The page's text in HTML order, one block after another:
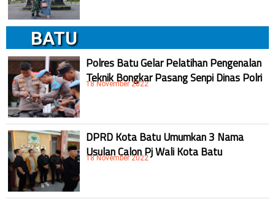
BATU
Polres Batu Gelar Pelatihan Pengenalan
Teknik Bongkar Pasang Senpi Dinas Polri
18 November 2022
DPRD Kota Batu Umumkan 3 Nama
Usulan Calon Pj Wali Kota Batu
18 November 2022